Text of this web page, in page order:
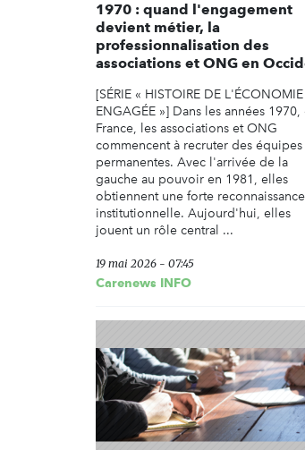
1970 : quand l'engagement
devient métier, la
professionnalisation des
associations et ONG en
[SÉRIE « HISTOIRE DE L'ÉCONOMIE
ENGAGÉE »] Dans les années 1970,
France, les associations et ONG
commencent à recruter des équipes
permanentes. Avec l'arrivée de la
gauche au pouvoir en 1981, elles
obtiennent une forte reconnaissance
institutionnelle. Aujourd'hui, elles
jouent un rôle central ...
19 mai 2026 - 07:45
Carenews INFO